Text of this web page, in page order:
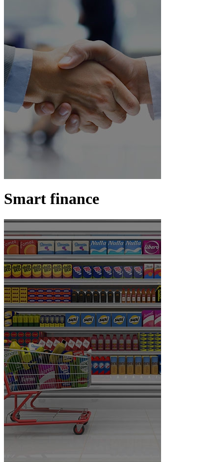
Smart finance